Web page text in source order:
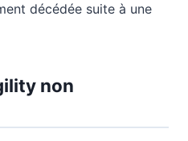
décédée suite à une
non